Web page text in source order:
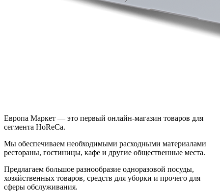
Европа Маркет — это первый онлайн-магазин товаров для
сегмента HoReCa.
Мы обеспечиваем необходимыми расходными материалами
рестораны, гостиницы, кафе и другие общественные места.
Предлагаем большое разнообразие одноразовой посуды,
хозяйственных товаров, средств для уборки и прочего для
сферы обслуживания.